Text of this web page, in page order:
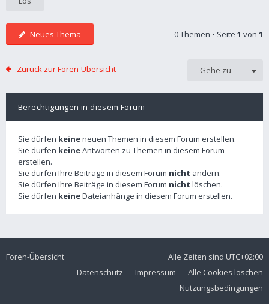
Neues Thema 0 Themen • Seite 1 von 1
Zurück zur Foren-Übersicht Gehe zu
Berechtigungen in diesem Forum
Sie dürfen keineneuen Themen in diesem Forum erstellen.
Sie dürfen keineAntworten zu Themen in diesem Forum
erstellen.
Sie dürfen Ihre Beiträge in diesem Forum nicht ändern.
Sie dürfen Ihre Beiträge in diesem Forum nicht löschen.
Sie dürfen keineDateianhänge in diesem Forum erstellen.
Foren-Übersicht Alle Zeiten sind UTC+02:00
Alle Cookies löschen
Impressum
Datenschutz
Nutzungsbedingungen